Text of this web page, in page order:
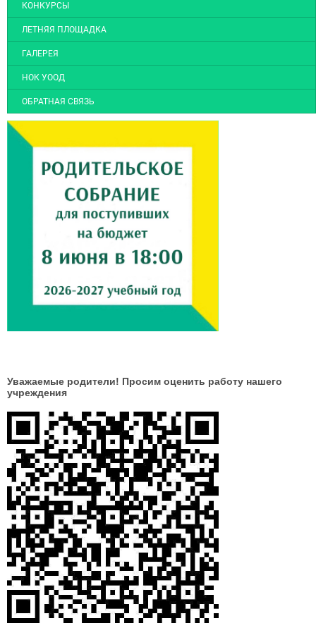
КОНКУРСЫ
ЛЕТНЯЯ ПЛОЩАДКА
ГАЛЕРЕЯ
НОК УООД
ОБРАТНАЯ СВЯЗЬ
Уважаемые родители! Просим оценить работу нашего
учреждения